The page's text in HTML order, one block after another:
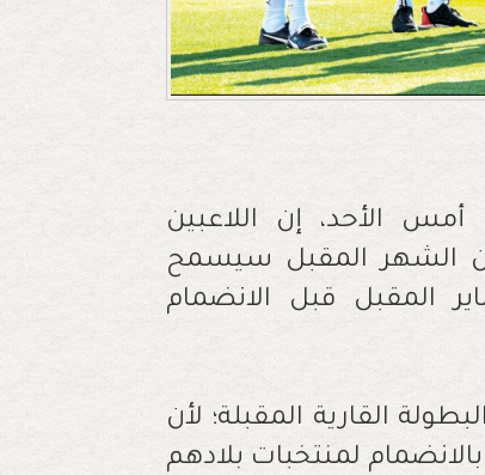
أمس الأحد، إن اللاعبين
الشهر المقبل سيسمح
المقبل قبل الانضمام
القارية المقبلة؛ لأن
لمنتخبات بلادهم